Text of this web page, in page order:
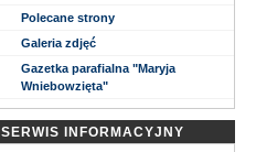
Polecane strony
Galeria zdjęć
Gazetka parafialna "Maryja
Wniebowzięta"
SERWIS INFORMACYJNY